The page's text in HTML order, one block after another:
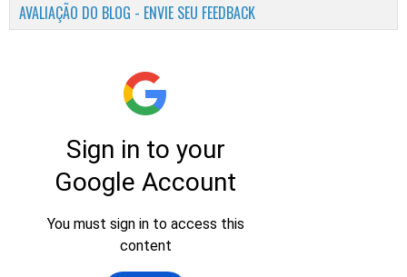
AVALIAÇÃO DO BLOG - ENVIE SEU FEEDBACK